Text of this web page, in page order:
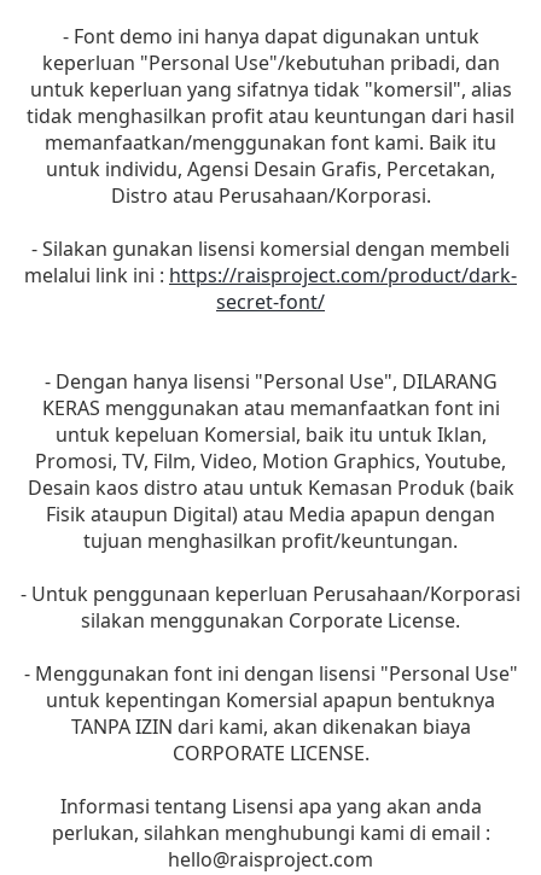
- Font demo ini hanya dapat digunakan untuk
keperluan "Personal Use"/kebutuhan pribadi, dan
untuk keperluan yang sifatnya tidak "komersil", alias
tidak menghasilkan profit atau keuntungan dari hasil
memanfaatkan/menggunakan font kami. Baik itu
untuk individu, Agensi Desain Grafis, Percetakan,
Distro atau Perusahaan/Korporasi.
- Silakan gunakan lisensi komersial dengan membeli
melalui link ini : https://raisproject.com/product/dark-
secret-font/
- Dengan hanya lisensi "Personal Use", DILARANG
KERAS menggunakan atau memanfaatkan font ini
untuk kepeluan Komersial, baik itu untuk Iklan,
Promosi, TV, Film, Video, Motion Graphics, Youtube,
Desain kaos distro atau untuk Kemasan Produk (baik
Fisik ataupun Digital) atau Media apapun dengan
tujuan menghasilkan profit/keuntungan.
- Untuk penggunaan keperluan Perusahaan/Korporasi
silakan menggunakan Corporate License.
- Menggunakan font ini dengan lisensi "Personal Use"
untuk kepentingan Komersial apapun bentuknya
TANPA IZIN dari kami, akan dikenakan biaya
CORPORATE LICENSE.
Informasi tentang Lisensi apa yang akan anda
perlukan, silahkan menghubungi kami di email :
hello@raisproject.com